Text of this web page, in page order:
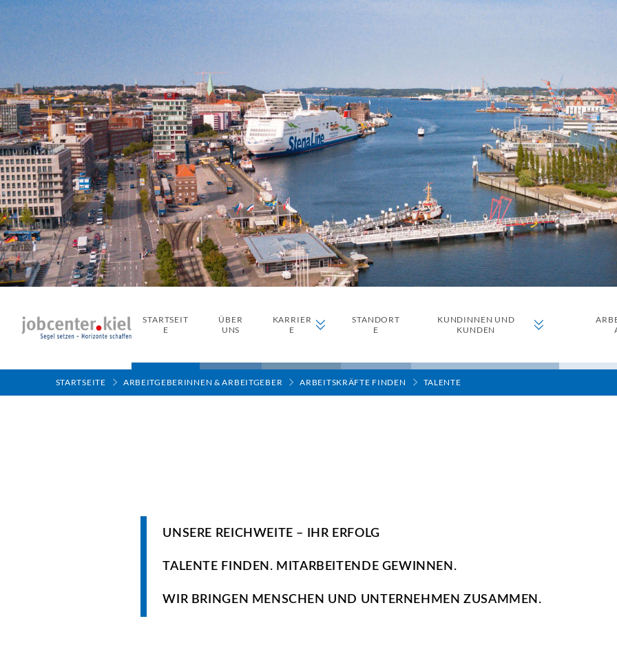
STARTSEIT
E
ÜBER
UNS
KARRIER
E
STANDORT
E
KUNDINNEN UND
KUNDEN
STARTSEITE ARBEITGEBERINNEN & ARBEITGEBER ARBEITSKRÄFTE FINDEN TALENTE
UNSERE REICHWEITE – IHR ERFOLG
TALENTE FINDEN. MITARBEITENDE GEWINNEN.
WIR BRINGEN MENSCHEN UND UNTERNEHMEN ZUSAMMEN.